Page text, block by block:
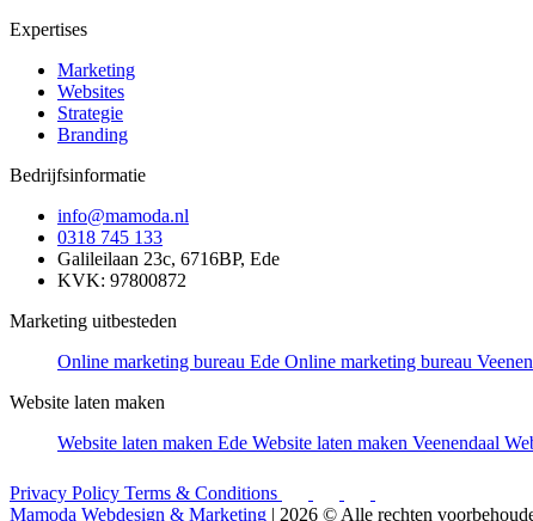
Expertises
Marketing
Websites
Strategie
Branding
Bedrijfsinformatie
info@mamoda.nl
0318 745 133
Galileilaan 23c, 6716BP, Ede
KVK: 97800872
Marketing uitbesteden
Online marketing bureau Ede Online marketing bureau
Website laten maken
Website laten maken Ede Website laten maken Veenendaal
Privacy Policy Terms & Conditions
Mamoda Webdesign & Marketing | 2026 © Alle rechten